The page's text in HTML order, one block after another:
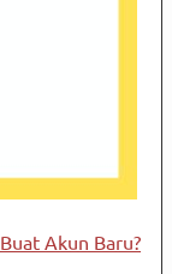
Akun Baru?